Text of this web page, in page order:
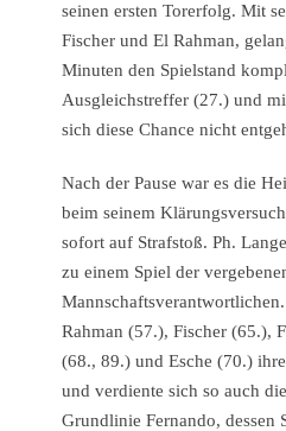
seinen ersten Torerfolg. Mit
Fischer und El Rahman,
Minuten den Spielstand
Ausgleichstreffer (27.) und
sich diese Chance nicht
Nach der Pause war es die
beim seinem
sofort auf Strafstoß. Ph.
zu einem Spiel der
Rahman (57.), Fischer (65.),
(68., 89.) und Esche (70.)
und verdiente sich so auch
Grundlinie Fernando, dessen